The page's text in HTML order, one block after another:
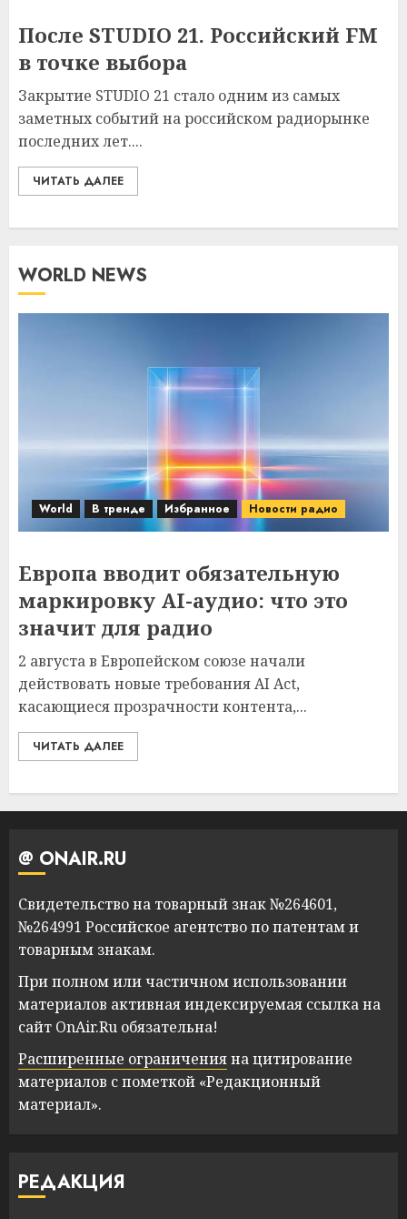
После STUDIO 21. Российский FM
в точке выбора
Закрытие STUDIO 21 стало одним из самых
заметных событий на российском радиорынке
последних лет....
ЧИТАТЬ ДАЛЕЕ
WORLD NEWS
World В тренде Избранное Новости радио
Европа вводит обязательную
маркировку AI-аудио: что это
значит для радио
2 августа в Европейском союзе начали
действовать новые требования AI Act,
касающиеся прозрачности контента,...
ЧИТАТЬ ДАЛЕЕ
@ ONAIR.RU
Свидетельство на товарный знак №264601,
№264991 Российское агентство по патентам и
товарным знакам.
При полном или частичном использовании
материалов активная индексируемая ссылка на
сайт OnAir.Ru обязательна!
Расширенные ограниченияна цитирование
материалов с пометкой «Редакционный
материал».
РЕДАКЦИЯ